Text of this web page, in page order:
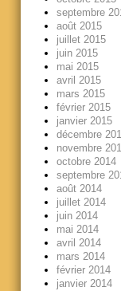
septembre
août 2015
juillet 2015
juin 2015
mai 2015
avril 2015
mars 2015
février 2015
janvier 2015
décembre
novembre
octobre 2014
septembre
août 2014
juillet 2014
juin 2014
mai 2014
avril 2014
mars 2014
février 2014
janvier 2014